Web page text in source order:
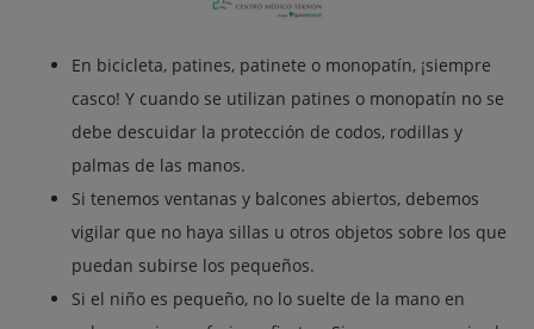
En bicicleta, patines, patinete o monopatín, ¡siempre
casco! Y cuando se utilizan patines o monopatín no se
debe descuidar la protección de codos, rodillas y
palmas de las manos.
Si tenemos ventanas y balcones abiertos, debemos
vigilar que no haya sillas u otros objetos sobre los que
puedan subirse los pequeños.
Si el niño es pequeño, no lo suelte de la mano en